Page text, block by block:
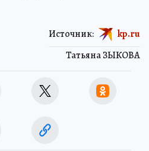
Татьяна ЗЫКОВА
Источник: kp.ru